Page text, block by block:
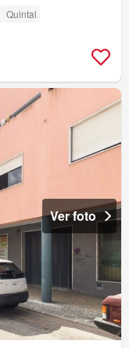
Quintal
Ver foto